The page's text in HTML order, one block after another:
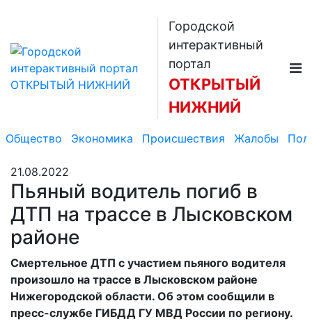
Городской
интерактивный
портал
ОТКРЫТЫЙ
НИЖНИЙ
Общество Экономика Происшествия Жалобы
21.08.2022
Пьяный водитель погиб в
ДТП на трассе в Лысковском
районе
Смертельное ДТП с участием пьяного водителя
произошло на трассе в Лысковском районе
Нижегородской области. Об этом сообщили в
пресс-службе ГИБДД ГУ МВД России по региону.